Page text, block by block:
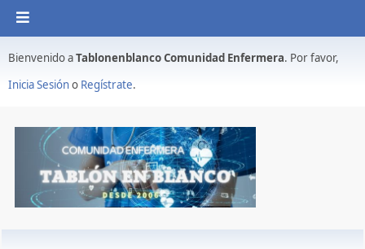
Bienvenido aTablonenblanco Comunidad Enfermera. Por favor,
Inicia Sesióno Regístrate.